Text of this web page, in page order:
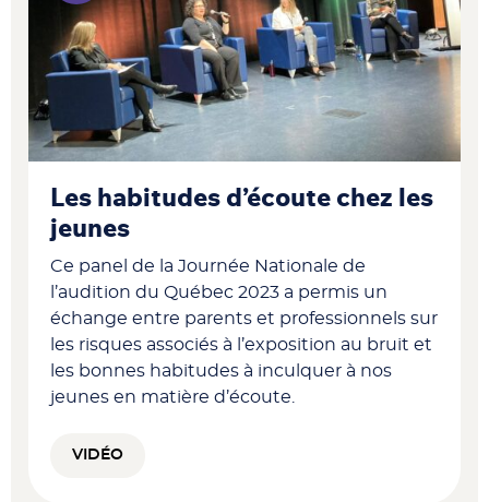
Les habitudes d’écoute chez les
jeunes
Ce panel de la Journée Nationale de
l’audition du Québec 2023 a permis un
échange entre parents et professionnels sur
les risques associés à l’exposition au bruit et
les bonnes habitudes à inculquer à nos
jeunes en matière d’écoute.
VIDÉO